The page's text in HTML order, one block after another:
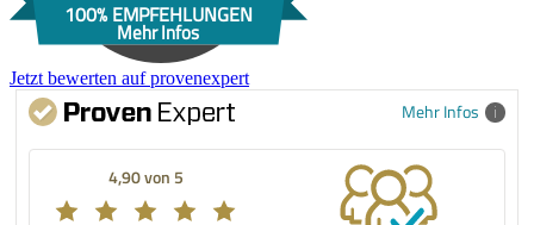
100% EMPFEHLUNGEN
Mehr Infos
Jetzt bewerten auf provenexpert
Mehr Infos
4,90 von 5